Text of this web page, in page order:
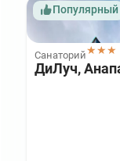
Популярный
Санаторий★★★
ДиЛуч,